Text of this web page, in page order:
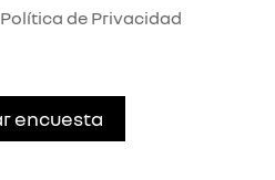
Política de Privacidad